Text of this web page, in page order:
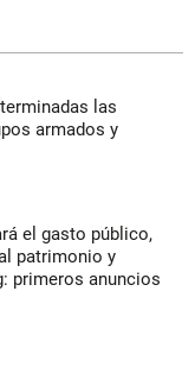
las
armados y
el gasto público,
patrimonio y
primeros anuncios